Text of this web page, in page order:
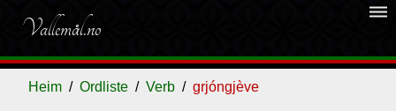
Vallemål.no
dehaze
Heim Ordliste Verb grjóngjève